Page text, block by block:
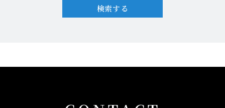
検索する